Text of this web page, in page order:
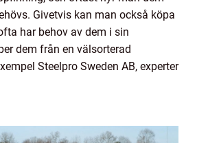
Givetvis kan man också köpa
har behov av dem i sin
dem från en välsorterad
Steelpro Sweden AB, experter